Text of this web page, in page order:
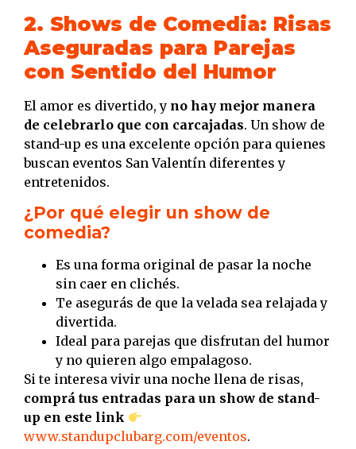
2. Shows de Comedia: Risas
Aseguradas para Parejas
con Sentido del Humor
El amor es divertido, y no hay mejor manera
de celebrarlo que con carcajadas. Un show de
stand-up es una excelente opción para quienes
buscan eventos San Valentín diferentes y
entretenidos.
¿Por qué elegir un show de
comedia?
Es una forma original de pasar la noche
sin caer en clichés.
Te asegurás de que la velada sea relajada y
divertida.
Ideal para parejas que disfrutan del humor
y no quieren algo empalagoso.
Si te interesa vivir una noche llena de risas,
comprá tus entradas para un show de stand-
up en este link
www.standupclubarg.com/eventos.